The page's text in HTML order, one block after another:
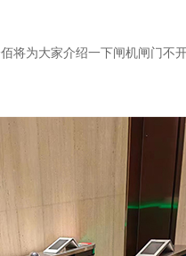
将为大家介绍一下闸机闸门不